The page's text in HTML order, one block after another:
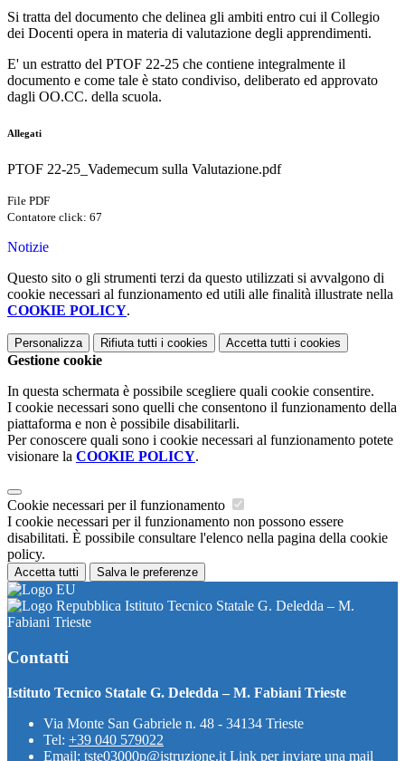
Si tratta del documento che delinea gli ambiti entro cui il Collegio
dei Docenti opera in materia di valutazione degli apprendimenti.
E' un estratto del PTOF 22-25 che contiene integralmente il
documento e come tale è stato condiviso, deliberato ed approvato
dagli OO.CC. della scuola.
Allegati
PTOF 22-25_Vademecum sulla Valutazione.pdf
File PDF
Contatore click: 67
Notizie
Questo sito o gli strumenti terzi da questo utilizzati si avvalgono di
cookie necessari al funzionamento ed utili alle finalità illustrate nella
COOKIE POLICY.
Personalizza Rifiuta tutti i cookies Accetta tutti i cookies
Gestione cookie
In questa schermata è possibile scegliere quali cookie consentire.
I cookie necessari sono quelli che consentono il funzionamento della
piattaforma e non è possibile disabilitarli.
Per conoscere quali sono i cookie necessari al funzionamento potete
visionare la COOKIE POLICY.
Cookie necessari per il funzionamento
I cookie necessari per il funzionamento non possono essere
disabilitati. È possibile consultare l'elenco nella pagina della cookie
policy.
Accetta tutti Salva le preferenze
Istituto Tecnico Statale G. Deledda – M.
Fabiani Trieste
Contatti
Istituto Tecnico Statale G. Deledda – M. Fabiani Trieste
Via Monte San Gabriele n. 48 - 34134 Trieste
Tel: +39 040 579022
Email: tste03000p@istruzione.it Link per inviare una mail